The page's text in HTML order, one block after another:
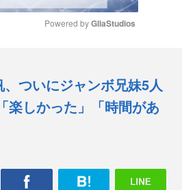
e
Powered by GliaStudios
ついにジャンボ兄妹5人
楽しかった」「時間があ